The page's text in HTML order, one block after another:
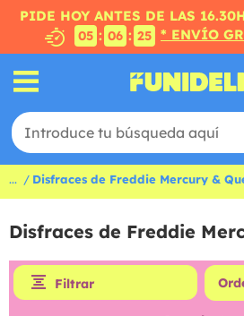
PIDE HOY ANTES DE LAS
05 : 06 : 25 * ENVÍO
... Disfraces de Freddie Mercury &
Disfraces de Freddie
Filtrar